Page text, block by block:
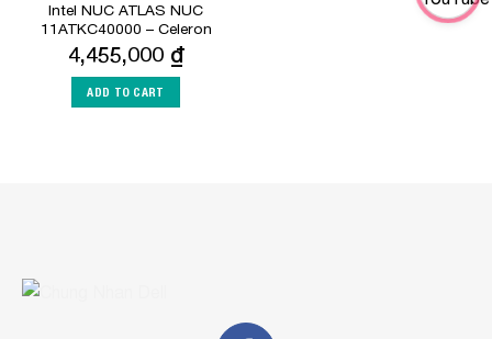
Intel NUC ATLAS NUC
11ATKC40000 – Celeron
4,455,000 ₫
ADD TO CART